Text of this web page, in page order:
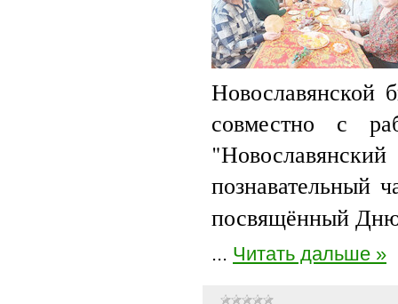
совместно с
познавательный
посвящённый
... Читать дальше »